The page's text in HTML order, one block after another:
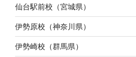
仙台駅前校（宮城県）
伊勢原校（神奈川県）
伊勢崎校（群馬県）